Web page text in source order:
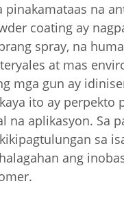
na
coating ay
spray, na
at mas
mga gun ay
ito ay perpekto
na aplikasyon. Sa
sa
ang